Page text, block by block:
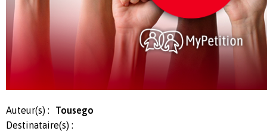
Auteur(s) :
Tousego
Destinataire(s) :